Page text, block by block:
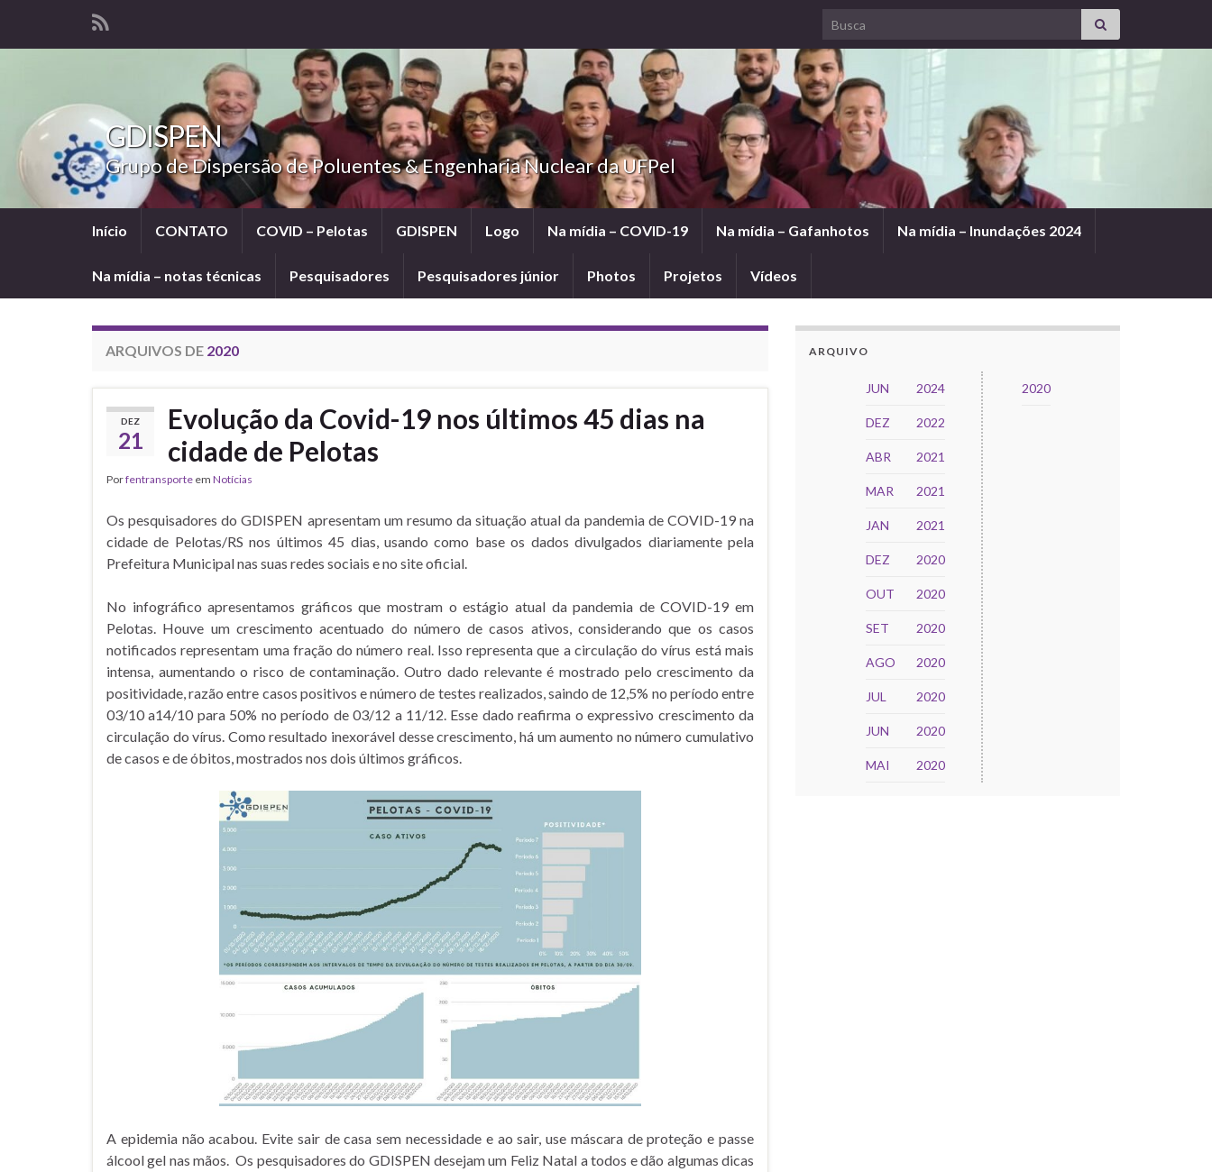
Search for:
GDISPEN
Grupo de Dispersão de Poluentes & Engenharia Nuclear da UFPel
Início CONTATO COVID – Pelotas GDISPEN Logo Na mídia – COVID-19 Na mídia – Gafanhotos Na mídia – Inundações 2024
Na mídia – notas técnicas Pesquisadores Pesquisadores júnior Photos Projetos Vídeos
ARQUIVOS DE 2020
DEZ
21
Evolução da Covid-19 nos últimos 45 dias na
cidade de Pelotas
Porfentransporte em Notícias
Os pesquisadores do GDISPEN apresentam um resumo da situação atual da pandemia de COVID-19 na
cidade de Pelotas/RS nos últimos 45 dias, usando como base os dados divulgados diariamente pela
Prefeitura Municipal nas suas redes sociais e no site oficial.
No infográfico apresentamos gráficos que mostram o estágio atual da pandemia de COVID-19 em
Pelotas. Houve um crescimento acentuado do número de casos ativos, considerando que os casos
notificados representam uma fração do número real. Isso representa que a circulação do vírus está mais
intensa, aumentando o risco de contaminação. Outro dado relevante é mostrado pelo crescimento da
positividade, razão entre casos positivos e número de testes realizados, saindo de 12,5% no período entre
03/10 a14/10 para 50% no período de 03/12 a 11/12. Esse dado reafirma o expressivo crescimento da
circulação do vírus. Como resultado inexorável desse crescimento, há um aumento no número cumulativo
de casos e de óbitos, mostrados nos dois últimos gráficos.
A epidemia não acabou. Evite sair de casa sem necessidade e ao sair, use máscara de proteção e passe
álcool gel nas mãos. Os pesquisadores do GDISPEN desejam um Feliz Natal a todos e dão algumas dicas
ARQUIVO
JUN 2024
DEZ 2022
ABR 2021
MAR 2021
JAN 2021
DEZ 2020
OUT 2020
SET 2020
AGO 2020
JUL 2020
JUN 2020
MAI 2020
2020